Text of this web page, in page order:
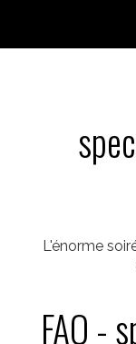
L'énorme
FAQ -